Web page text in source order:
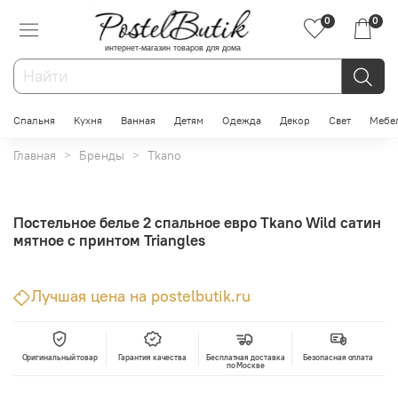
интернет-магазин товаров для дома
0 0
Спальня Кухня Ванная Детям Одежда Декор Свет
Главная Бренды Tkano
Постельное белье 2 спальное евро Tkano Wild сатин
мятное с принтом Triangles
Лучшая цена на postelbutik.ru
Оригинальный товар Гарантия качества
Бесплатная доставка
по Москве
Безопасная оплата